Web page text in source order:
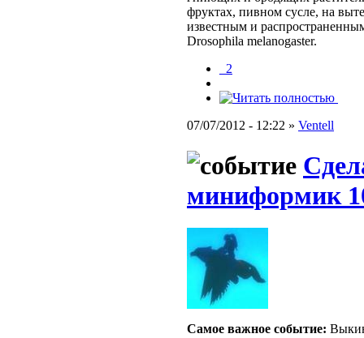
фруктах, пивном сусле, на
известным и
Drosophila melanogaster.
_2
07/07/2012 - 12:22 » Ventell
миниформик
Самое важное событие: